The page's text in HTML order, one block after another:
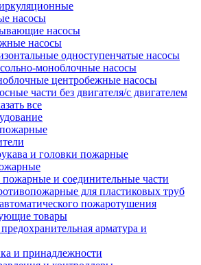
насосы
насосы
насосы
одноступенчатые насосы
моноблочные насосы
центробежные насосы
части без двигателя/с двигателем
все
и головки пожарные
и соединительные части
для пластиковых труб
пожаротушения
товары
арматура и
и принадлежности